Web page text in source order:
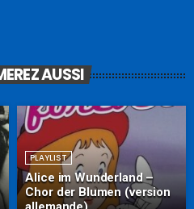
AUSSI
PLAYLIST
Alice im Wunderland –
Chor der Blumen (version